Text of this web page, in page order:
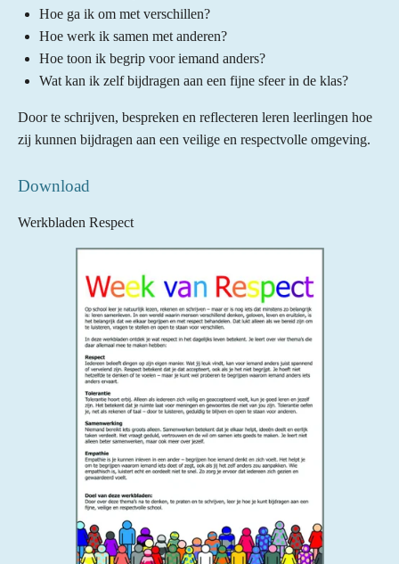
Hoe ga ik om met verschillen?
Hoe werk ik samen met anderen?
Hoe toon ik begrip voor iemand anders?
Wat kan ik zelf bijdragen aan een fijne sfeer in de klas?
Door te schrijven, bespreken en reflecteren leren leerlingen hoe
zij kunnen bijdragen aan een veilige en respectvolle omgeving.
Download
Werkbladen Respect